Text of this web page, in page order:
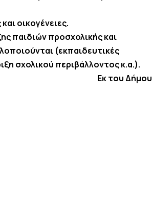
οικογένειες.
παιδιών προσχολικής και
(εκπαιδευτικές
σχολικού περιβάλλοντος κ.α.).
Εκ του Δήμου